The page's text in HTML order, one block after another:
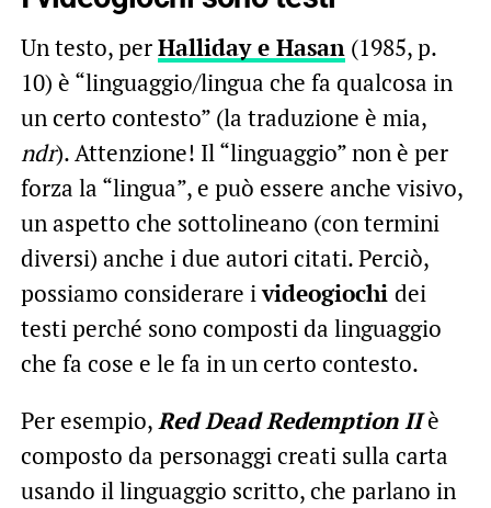
Un testo, perHalliday e Hasan(1985, p.
10) è “linguaggio/lingua che fa qualcosa in
un certo contesto” (la traduzione è mia,
ndr). Attenzione! Il “linguaggio” non è per
forza la “lingua”, e può essere anche visivo,
un aspetto che sottolineano (con termini
diversi) anche i due autori citati. Perciò,
possiamo considerare ivideogiochi dei
testi perché sono composti da linguaggio
che fa cose e le fa in un certo contesto.
Per esempio,Red Dead Redemption IIè
composto da personaggi creati sulla carta
usando il linguaggio scritto, che parlano in